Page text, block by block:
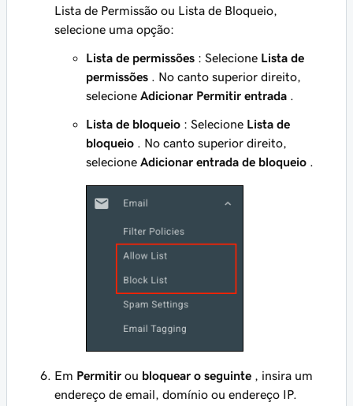
Lista de Permissão ou Lista de Bloqueio,
selecione uma opção:
Lista de permissões : Selecione Lista de
permissões . No canto superior direito,
selecione Adicionar Permitir entrada
Lista de bloqueio : Selecione Lista de
bloqueio . No canto superior direito,
selecione Adicionar entrada de bloqueio
Em Permitir ou bloquear o seguinte , insira um
endereço de email, domínio ou endereço IP.